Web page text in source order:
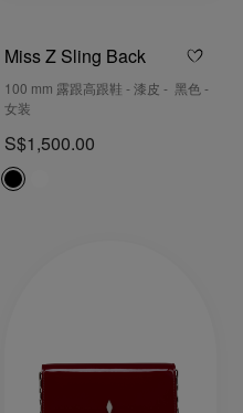
Miss Z Sling Back
100 mm 露跟高跟鞋 - 漆皮 - 黑色 -
女装
S$1,500.00